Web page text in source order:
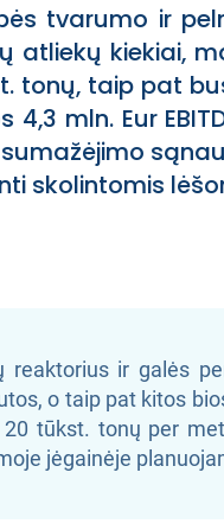
tvarumo ir
atliekų kiekiai,
tonų, taip pat
mln. Eur
skolintomis
reaktorius ir galės
o taip pat kitos
tūkst. tonų per
jėgainėje